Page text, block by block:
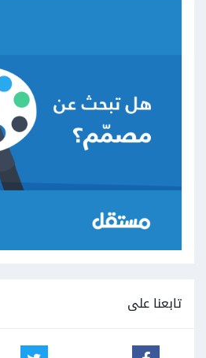
تابعنا على